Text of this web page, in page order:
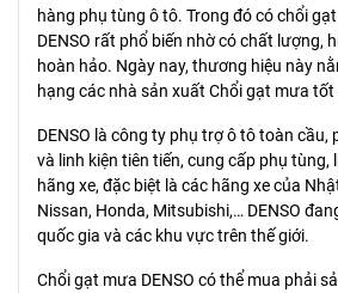
hàng phụ tùng ô tô. Trong đó có chổi
DENSO rất phổ biến nhờ có chất lượng,
hoàn hảo. Ngày nay, thương hiệu này
hạng các nhà sản xuất Chổi gạt mưa
DENSO là công ty phụ trợ ô tô toàn cầu,
và linh kiện tiên tiến, cung cấp phụ tùng,
hãng xe, đặc biệt là các hãng xe của
Nissan, Honda, Mitsubishi,… DENSO
quốc gia và các khu vực trên thế giới.
Chổi gạt mưa DENSO có thể mua phải